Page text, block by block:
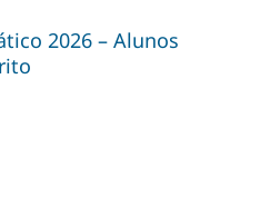
2026 – Alunos